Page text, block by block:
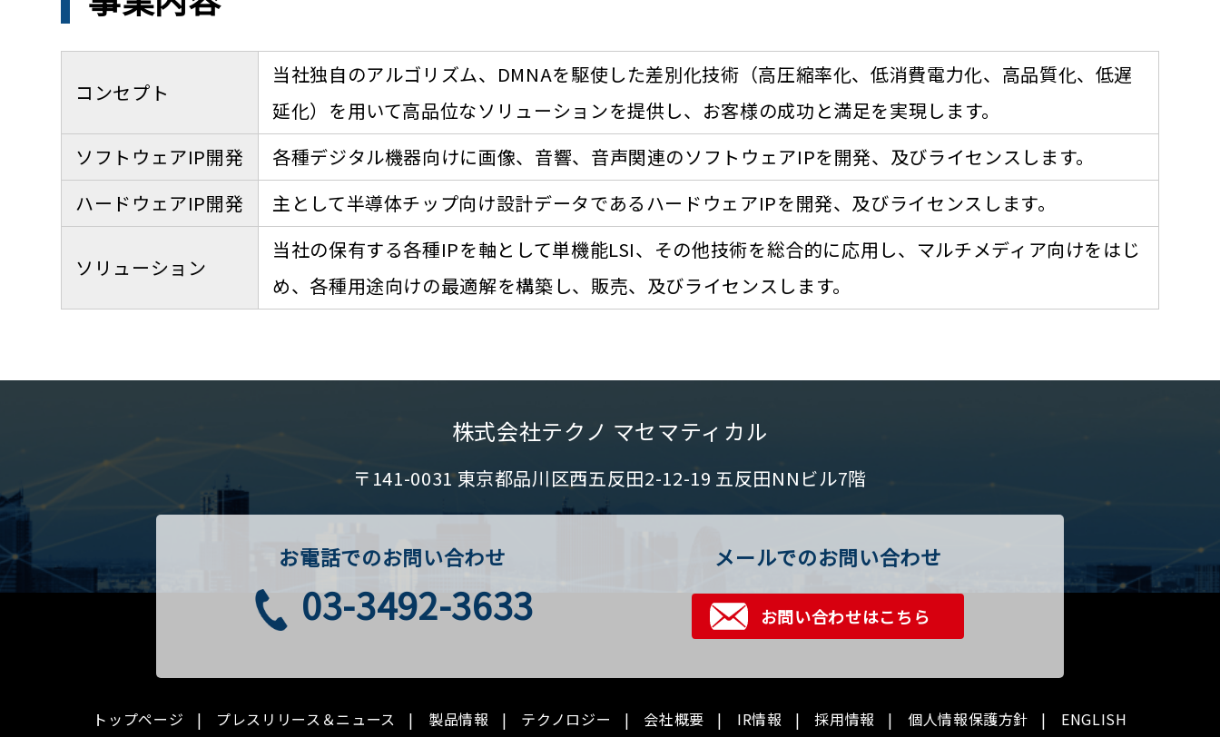
コンセプト
当社独自のアルゴリズム、DMNAを駆使した差別化技術（高圧縮率化、低消費電力化、高品質化、低遅
延化）を用いて高品位なソリューションを提供し、お客様の成功と満足を実現します。
ソフトウェアIP開発
各種デジタル機器向けに画像、音響、音声関連のソフトウェアIPを開発、及びライセンスします。
ハードウェアIP開発
主として半導体チップ向け設計データであるハードウェアIPを開発、及びライセンスします。
ソリューション
当社の保有する各種IPを軸として単機能LSI、その他技術を総合的に応用し、マルチメディア向けをはじ
め、各種用途向けの最適解を構築し、販売、及びライセンスします。
株式会社テクノ マセマティカル
〒141-0031 東京都品川区西五反田2-12-19 五反田NNビル7階
お電話でのお問い合わせ
03-3492-3633
メールでのお問い合わせ
お問い合わせはこちら
トップページ プレスリリース＆ニュース 製品情報 テクノロジー 会社概要 IR情報 採用情報 個人情報保護方針 ENGLISH